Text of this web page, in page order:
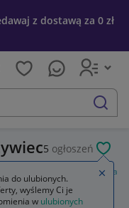
z dostawą za 0 zł
szukaj
5 ogłoszeń
Muzyka alternatywna
do ulubionych.
wyślemy Ci je
w ulubionych